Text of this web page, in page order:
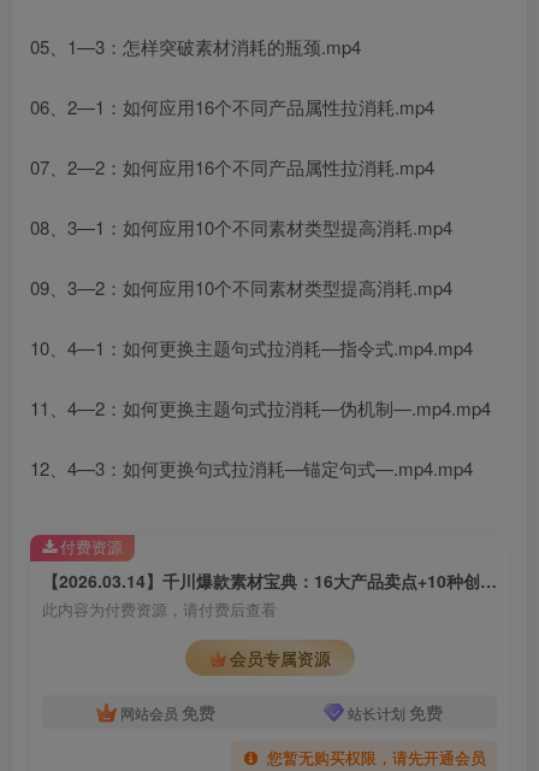
05、1—3：怎样突破素材消耗的瓶颈.mp4
06、2—1：如何应用16个不同产品属性拉消耗.mp4
07、2—2：如何应用16个不同产品属性拉消耗.mp4
08、3—1：如何应用10个不同素材类型提高消耗.mp4
09、3—2：如何应用10个不同素材类型提高消耗.mp4
10、4—1：如何更换主题句式拉消耗—指令式.mp4.mp4
11、4—2：如何更换主题句式拉消耗—伪机制—.mp4.mp4
12、4—3：如何更换句式拉消耗—锚定句式—.mp4.mp4
【2026.03.14】千川爆款素材宝典：16大产品卖点+10种创意类型+三大爆款句式，灵感一查就有
此内容为付费资源，请付费后查看
会员专属资源
网站会员 免费 站长计划 免费
您暂无购买权限，请先开通会员
付费资源